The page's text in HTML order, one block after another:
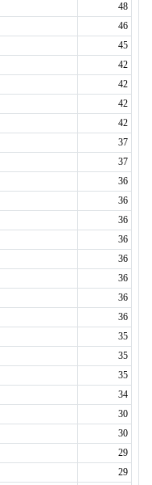
48
46
45
42
42
42
42
37
37
36
36
36
36
36
36
36
36
35
35
35
34
30
30
29
29